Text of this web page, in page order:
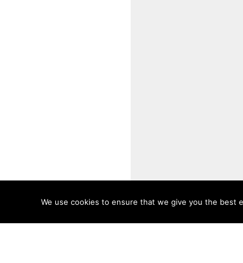
We use cookies to ensure that we give you the best